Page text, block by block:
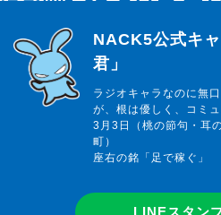
らじっと君
NACK5公式キ
君」
ラジオキャラなのに無
が、根は優しく、コミ
3月3日（桃の節句・耳
町）
座右の銘「足で稼ぐ」
LINEスタン